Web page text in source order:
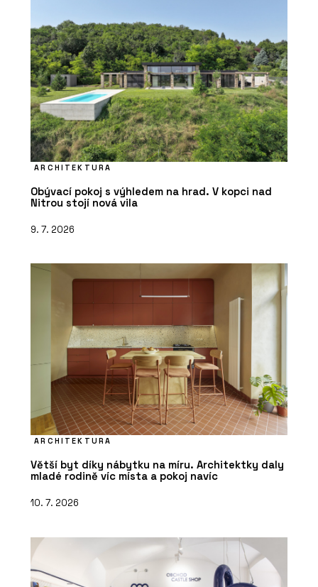
ARCHITEKTURA
Obývací pokoj s výhledem na hrad. V kopci nad
Nitrou stojí nová vila
9. 7. 2026
ARCHITEKTURA
Větší byt díky nábytku na míru. Architektky daly
mladé rodině víc místa a pokoj navíc
10. 7. 2026